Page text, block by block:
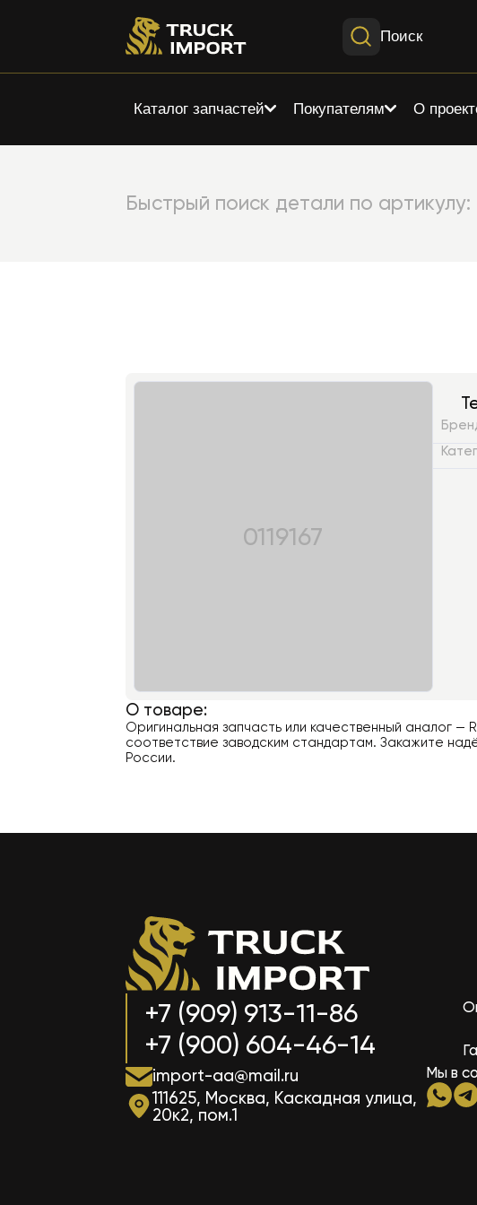
Поиск
Каталог запчастей Покупателям О
Быстрый поиск детали по артикулу:
0119167
О товаре:
Оригинальная запчасть или качественный аналог —
соответствие заводским стандартам. Закажите
России.
+7 (909) 913-11-86
+7 (900) 604-46-14
import-aa@mail.ru
111625, Москва, Каскадная улица,
20к2, пом.1
Мы в